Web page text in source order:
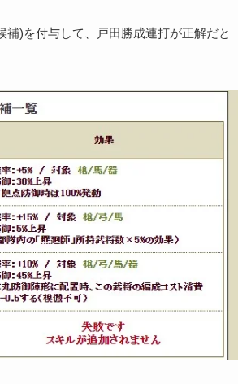
)を付与して、戸田勝成連打が正解だと